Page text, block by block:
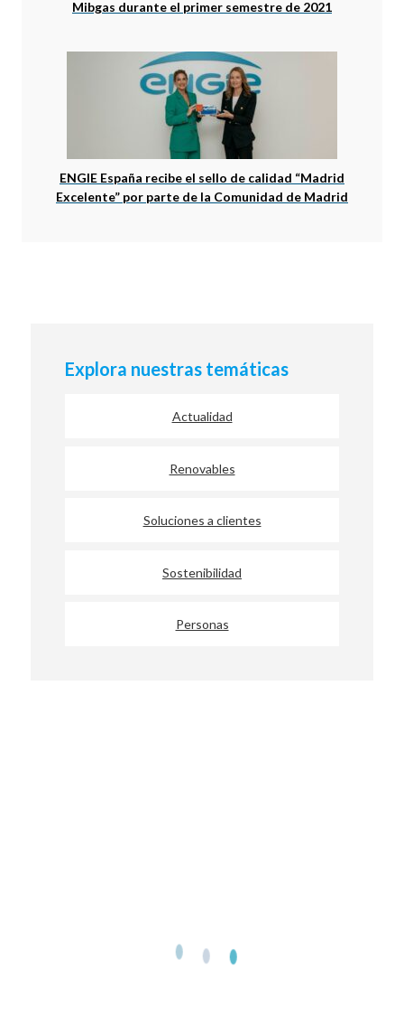
Mibgas durante el primer semestre de 2021
ENGIE España recibe el sello de calidad “Madrid
Excelente” por parte de la Comunidad de Madrid
Explora nuestras temáticas
Actualidad
Renovables
Soluciones a clientes
Sostenibilidad
Personas